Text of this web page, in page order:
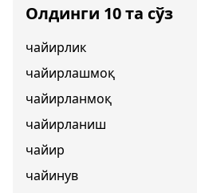
Олдинги 10 та сўз
чайирлик
чайирлашмоқ
чайирланмоқ
чайирланиш
чайир
чайинув